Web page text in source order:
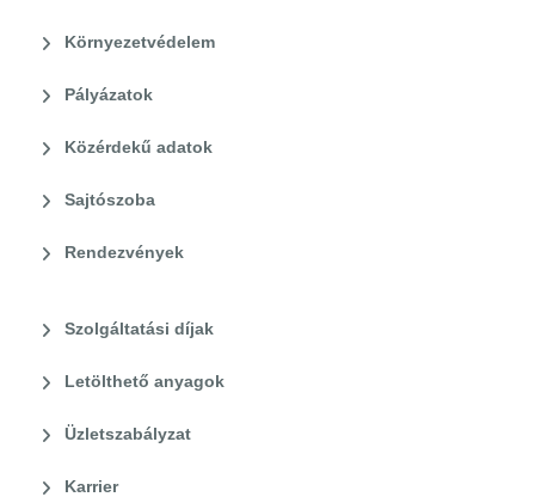
Környezetvédelem
Pályázatok
Közérdekű adatok
Sajtószoba
Rendezvények
Szolgáltatási díjak
Letölthető anyagok
Üzletszabályzat
Karrier